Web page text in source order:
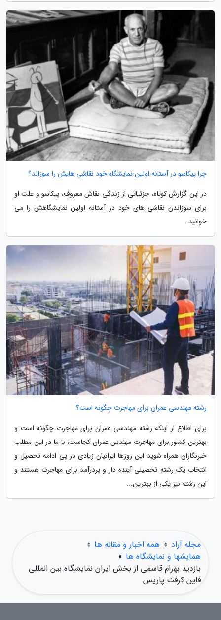
چرا پیکاسو در آستانه اولین نمایشگاه خود نقاشی هایش را سوزاند؟
در این گزارش کوتاه، جزئیاتی از زندگی نقاش معروف، پیکاسو و علت او
برای سوزاندن نقاشی های خود در آستانه اولین نمایشگاهش را می
خوانید.
رشته مهندسی عمران برای مهاجرت چگونه است؟
برای اطلاع از اینکه رشته مهندسی عمران برای مهاجرت چگونه است و
بهترین کشور برای مهاجرت مهندس عمران کجاست، با ما در این مطلب
خبرنگاران همراه شوید این روزها ایرانیان زیادی در پی ادامه تحصیل و
انتخاب یک رشته تحصیلی آینده دار و پردرآمد برای مهاجرت هستند و
این رشته نیز یکی از بهترین...
مجله آراد » همه اخبار و مقاله ها »
همایشها و نمایشگاه ها »
بازدید بهرام قاسمی از بخش ایران نمایشگاه بین المللی
فاین کرفت پاریس